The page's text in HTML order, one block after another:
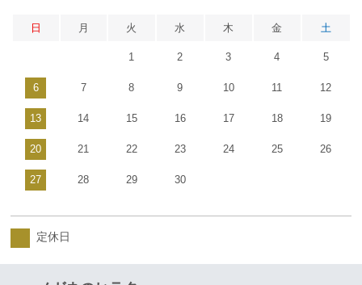
日 月 火 水 木 金 土
1 2 3 4 5
6 7 8 9 10 11 12
13 14 15 16 17 18 19
20 21 22 23 24 25 26
27 28 29 30
定休日